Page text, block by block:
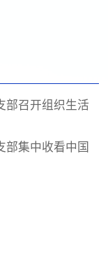
部召开组织生活
部集中收看中国